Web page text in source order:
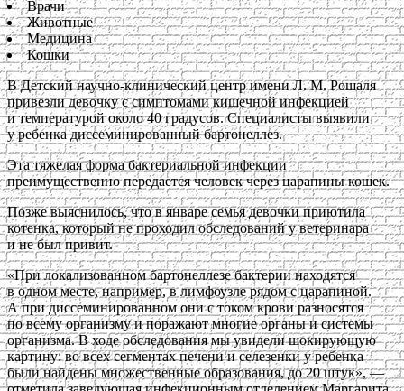
Врачи
Животные
Медицина
Кошки
В Детский научно-клинический центр имени Л. М. Рошаля
привезли девочку с симптомами кишечной инфекцией
и температурой около 40 градусов. Специалисты выявили
у ребенка диссеминированный бартонеллез.
Эта тяжелая форма бактериальной инфекции
преимущественно передается человек через царапины кошек.
Позже выяснилось, что в январе семья девочки приютила
котенка, который не проходил обследований у ветеринара
и не был привит.
«При локализованном бартонеллезе бактерии находятся
в одном месте, например, в лимфоузле рядом с царапиной.
А при диссеминированном они с током крови разносятся
по всему организму и поражают многие органы и системы
организма. В ходе обследования мы увидели шокирующую
картину: во всех сегментах печени и селезенки у ребенка
были найдены множественные образования, до 20 штук», —